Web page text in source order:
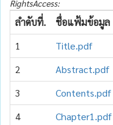
RightsAccess:
ลำดับที่. ชื่อแฟ้มข้อมูล
1
Title.pdf
2
Abstract.pdf
3
Contents.pdf
4
Chapter1.pdf